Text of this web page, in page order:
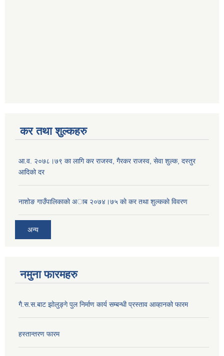
कर तथा शुल्कहरु
आ‍.व. २०७८।७९ का लागि कर राजस्व, गैरकर राजस्व, सेवा शुल्क, दस्तुर
आदिको दर
नाशोङ गाउँपालिकाकाे अा‍ब‍ २०७४।७५ काे कर तथा शुल्ककाे विवरण
अन्य
नमुना फारमहरु
गै.स.स.बाट झोलुङ्गे पुल निर्माण कार्य सम्बन्धी प्रस्ताव आव्हानको फारम
हस्तान्तरण फारम